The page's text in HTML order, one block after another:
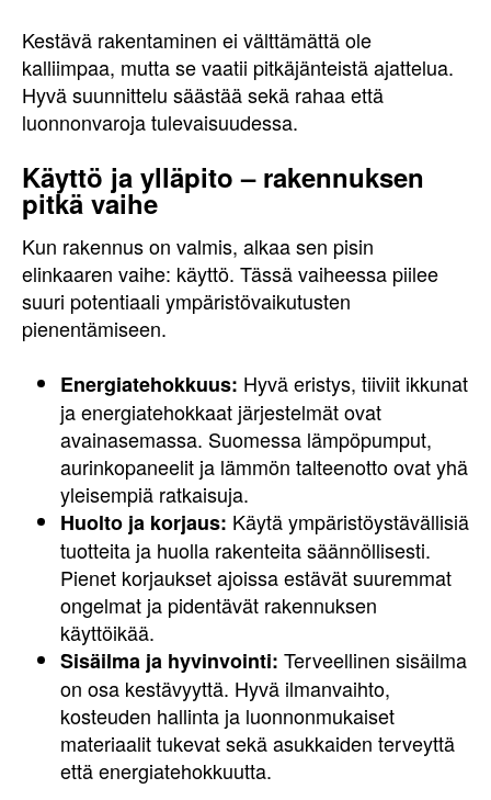
Kestävä rakentaminen ei välttämättä ole
kalliimpaa, mutta se vaatii pitkäjänteistä ajattelua.
Hyvä suunnittelu säästää sekä rahaa että
luonnonvaroja tulevaisuudessa.
Käyttö ja ylläpito – rakennuksen
pitkä vaihe
Kun rakennus on valmis, alkaa sen pisin
elinkaaren vaihe: käyttö. Tässä vaiheessa piilee
suuri potentiaali ympäristövaikutusten
pienentämiseen.
Energiatehokkuus: Hyvä eristys, tiiviit ikkunat
ja energiatehokkaat järjestelmät ovat
avainasemassa. Suomessa lämpöpumput,
aurinkopaneelit ja lämmön talteenotto ovat yhä
yleisempiä ratkaisuja.
Huolto ja korjaus: Käytä ympäristöystävällisiä
tuotteita ja huolla rakenteita säännöllisesti.
Pienet korjaukset ajoissa estävät suuremmat
ongelmat ja pidentävät rakennuksen
käyttöikää.
Sisäilma ja hyvinvointi: Terveellinen sisäilma
on osa kestävyyttä. Hyvä ilmanvaihto,
kosteuden hallinta ja luonnonmukaiset
materiaalit tukevat sekä asukkaiden terveyttä
että energiatehokkuutta.